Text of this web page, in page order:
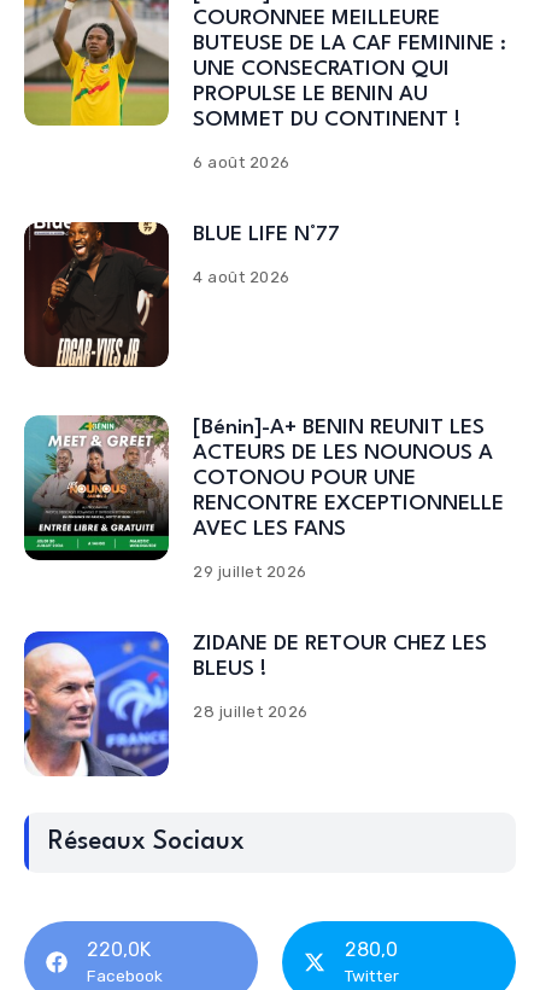
COURONNEE MEILLEURE
BUTEUSE DE LA CAF FEMININE :
UNE CONSECRATION QUI
PROPULSE LE BENIN AU
SOMMET DU CONTINENT !
6 août 2026
BLUE LIFE N°77
4 août 2026
[Bénin]-A+ BENIN REUNIT LES
ACTEURS DE LES NOUNOUS A
COTONOU POUR UNE
RENCONTRE EXCEPTIONNELLE
AVEC LES FANS
29 juillet 2026
ZIDANE DE RETOUR CHEZ LES
BLEUS !
28 juillet 2026
Réseaux Sociaux
220,0K
Facebook
280,0
Twitter